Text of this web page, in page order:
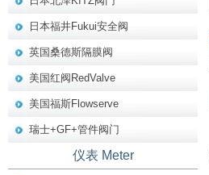
日本福井Fukui安全阀
英国桑德斯隔膜阀
美国红阀RedValve
美国福斯Flowserve
瑞士+GF+管件阀门
仪表 Meter